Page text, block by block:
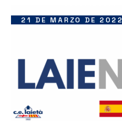
21 DE MARZO DE 2022